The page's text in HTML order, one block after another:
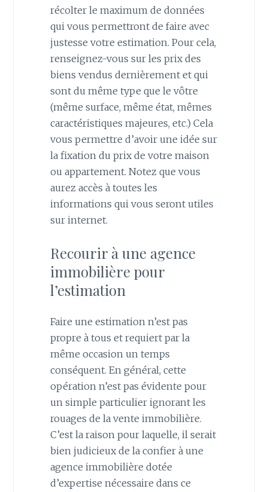
récolter le maximum de données
qui vous permettront de faire avec
justesse votre estimation. Pour cela,
renseignez-vous sur les prix des
biens vendus dernièrement et qui
sont du même type que le vôtre
(même surface, même état, mêmes
caractéristiques majeures, etc.) Cela
vous permettre d’avoir une idée sur
la fixation du prix de votre maison
ou appartement. Notez que vous
aurez accès à toutes les
informations qui vous seront utiles
sur internet.
Recourir à une agence
immobilière pour
l’estimation
Faire une estimation n’est pas
propre à tous et requiert par la
même occasion un temps
conséquent. En général, cette
opération n’est pas évidente pour
un simple particulier ignorant les
rouages de la vente immobilière.
C’est la raison pour laquelle, il serait
bien judicieux de la confier à une
agence immobilière dotée
d’expertise nécessaire dans ce